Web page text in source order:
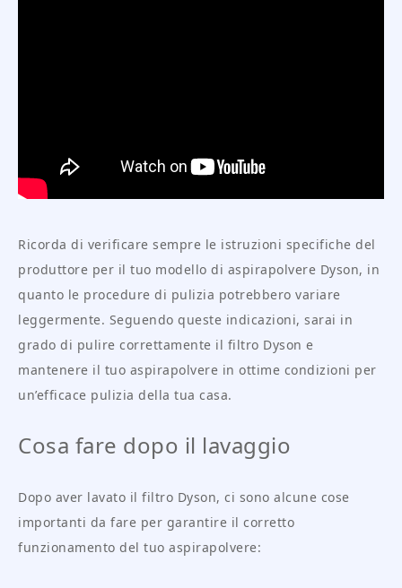
Ricorda di verificare sempre le istruzioni specifiche del
produttore per il tuo modello di aspirapolvere Dyson, in
quanto le procedure di pulizia potrebbero variare
leggermente. Seguendo queste indicazioni, sarai in
grado di pulire correttamente il filtro Dyson e
mantenere il tuo aspirapolvere in ottime condizioni per
un’efficace pulizia della tua casa.
Cosa fare dopo il lavaggio
Dopo aver lavato il filtro Dyson, ci sono alcune cose
importanti da fare per garantire il corretto
funzionamento del tuo aspirapolvere: